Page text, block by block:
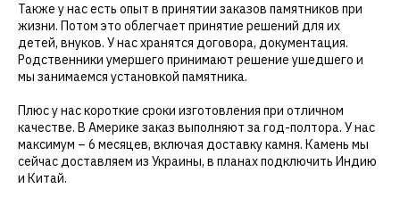
Также у нас есть опыт в принятии заказов памятников при
жизни. Потом это облегчает принятие решений для их
детей, внуков. У нас хранятся договора, документация.
Родственники умершего принимают решение ушедшего и
мы занимаемся установкой памятника.
Плюс у нас короткие сроки изготовления при отличном
качестве. В Америке заказ выполняют за год-полтора. У нас
максимум – 6 месяцев, включая доставку камня. Камень мы
сейчас доставляем из Украины, в планах подключить Индию
и Китай.